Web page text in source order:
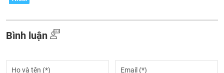
Bình luận